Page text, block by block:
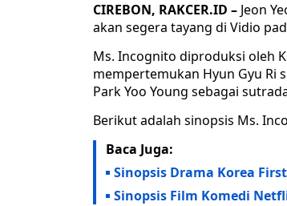
CIREBON, RAKCER.ID – Jeon
akan segera tayang di Vidio
Ms. Incognito diproduksi oleh
mempertemukan Hyun Gyu Ri
Park Yoo Young sebagai
Berikut adalah sinopsis Ms.
Baca Juga:
Sinopsis Drama Korea
Sinopsis Film Komedi